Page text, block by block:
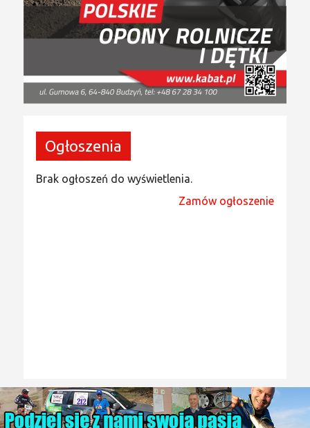
Ogłoszenia
Brak ogłoszeń do wyświetlenia.
Zamów ogłoszenie